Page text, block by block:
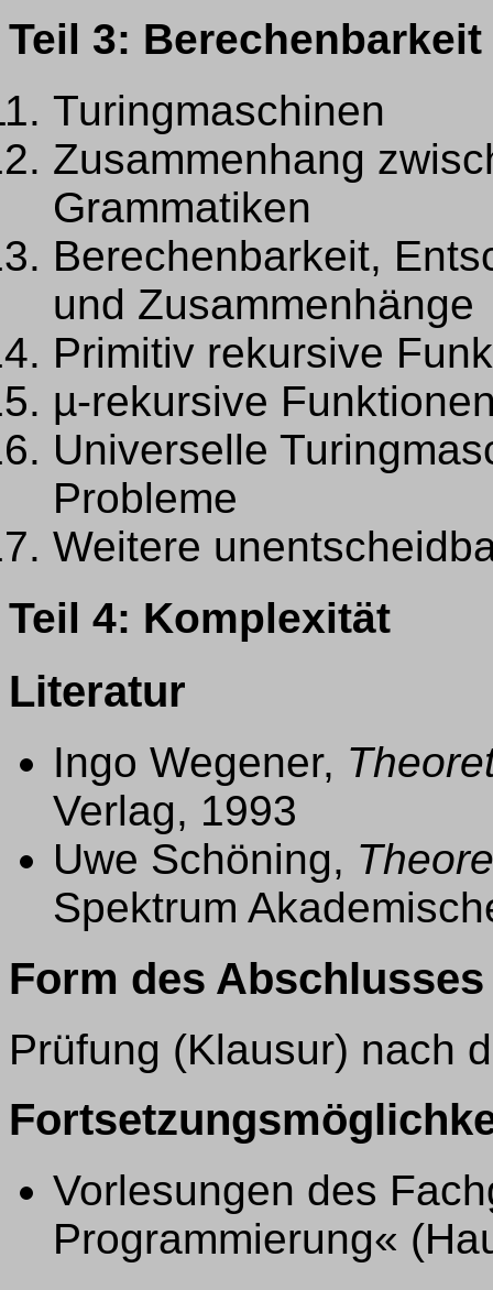
Teil 3: Berechenbarkeit
Turingmaschinen
Zusammenhang
Grammatiken
Berechenbarkeit,
und Zusammenhänge
Primitiv rekursive
µ-rekursive
Universelle
Probleme
Weitere
Teil 4: Komplexität
Literatur
Ingo Wegener,
Verlag, 1993
Uwe Schöning,
Spektrum
Form des Abschlusses
Prüfung (Klausur) nach
Vorlesungen des
Programmierung«